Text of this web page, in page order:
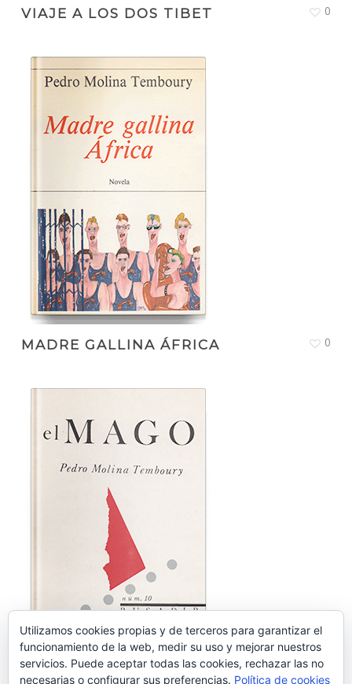
VIAJE A LOS DOS TIBET 0
MADRE GALLINA ÁFRICA 0
EL MAGO
Utilizamos cookies propias y de terceros para garantizar el
funcionamiento de la web, medir su uso y mejorar nuestros
servicios. Puede aceptar todas las cookies, rechazar las no
necesarias o configurar sus preferencias. Política de cookies